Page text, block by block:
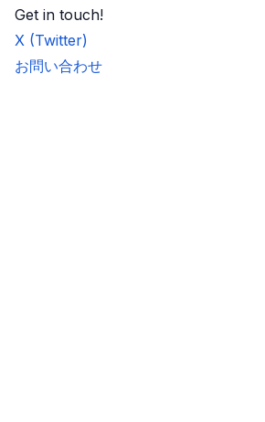
Get in touch!
X (Twitter)
お問い合わせ